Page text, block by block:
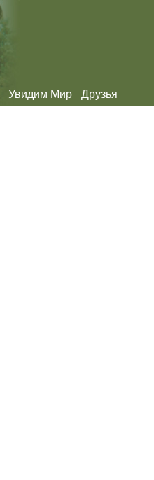
Увидим Мир Друзья